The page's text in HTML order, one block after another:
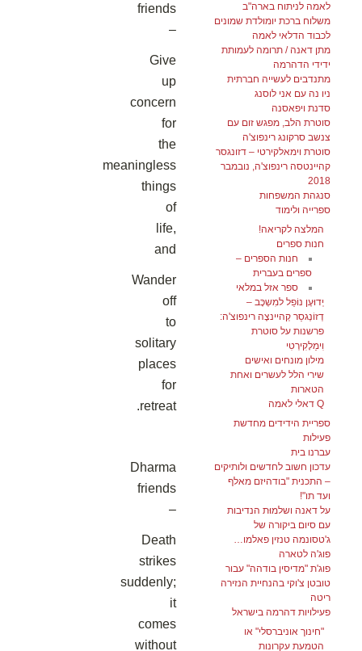
לאמה לניתוח בארה"ב
משלוח ברכת יומולדת שמונים
לכבוד הדלאי לאמה
מתן דאנה / תרומה לעמותת
ידידי הדהרמה
מתנדבים לעשייה חברתית
ניו נה עם אני לוסנג
סדנת ויפאסנה
סוטרת הלב, מפגש זום עם
צנשב סרקונג רינפוצ'ה
סוטרת וימאלקירטי – דזונגסר
קהיינטסה רינפוצ'ה, נובמבר
2018
סנגהת המשפחות
ספרייה ולימוד
המלצה לקריאה!
חנות ספרים
חנות הספרים –
ספרים בעברית
ספר אזל במלאי
יְדוּעָן נוֹפֵל למִשְכָּב –
דְזוֹנְגסַר קְהיינצֶה רינפוצ'ה:
פרשנות על סוטרת
וִימַלָקִירְטִי
מילון מונחים ואישים
שירי הלל לעשרים ואחת
הטארות
Q דאלי לאמה
ספריית הידידים מחדשת
פעילות
עברנו בית
עדכון חשוב לחדשים ולותיקים
– התכנית "בודהיזם מאלף
ועד תו"!
על דאנה ושלמוּת הנדיבות
עם סיום ביקורה של
ג'טסונמה טנזין פאלמו…
פוג'ה לטארה
פוג'ת "מדיסין בודהה" עבור
טובטן צ'וקי בהנחיית הנזירה
ריטה
פעילויות דהרמה בישראל
"חינוך אוניברסלי" או
הטמעת עקרונות
friends
–
Give
up
concern
for
the
meaningless
things
of
life,
and
Wander
off
to
solitary
places
for
retreat.
Dharma
friends
–
Death
strikes
suddenly;
it
comes
without